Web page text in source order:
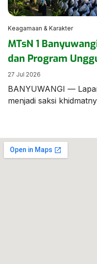
Keagamaan & Karakter
MTsN 1
dan Program
Bendera Berbahasa
27 Jul 2026
BANYUWANGI —
menjadi saksi
menggunakan Bahasa
komitmen sekolah
berbahasa asing bagi